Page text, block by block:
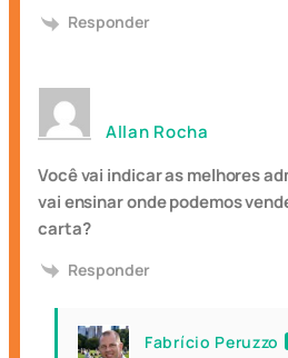
Responder
Allan Rocha
Você vai indicar as melhores
vai ensinar onde podemos
carta?
Responder
Fabrício Peruzzo